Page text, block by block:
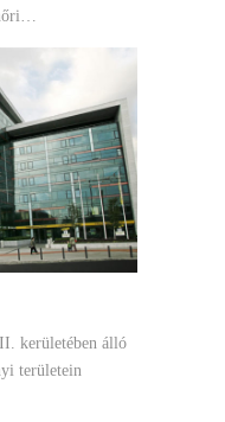
kerületében álló
területein